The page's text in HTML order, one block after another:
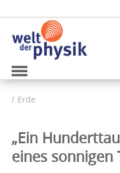
Erde
„Ein
eines sonnigen